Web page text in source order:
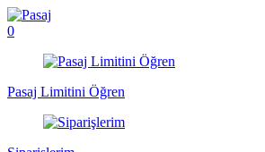
0
Pasaj Limitini Öğren